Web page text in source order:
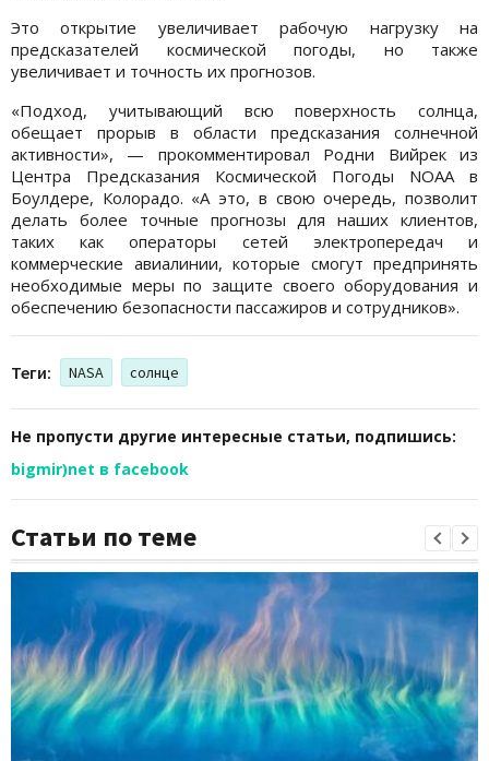
Это открытие увеличивает рабочую нагрузку на
предсказателей космической погоды, но также
увеличивает и точность их прогнозов.
«Подход, учитывающий всю поверхность солнца,
обещает прорыв в области предсказания солнечной
активности», — прокомментировал Родни Вийрек из
Центра Предсказания Космической Погоды NOAA в
Боулдере, Колорадо. «А это, в свою очередь, позволит
делать более точные прогнозы для наших клиентов,
таких как операторы сетей электропередач и
коммерческие авиалинии, которые смогут предпринять
необходимые меры по защите своего оборудования и
обеспечению безопасности пассажиров и сотрудников».
Теги: NASA солнце
Не пропусти другие интересные статьи, подпишись:
bigmir)net в facebook
Статьи по теме